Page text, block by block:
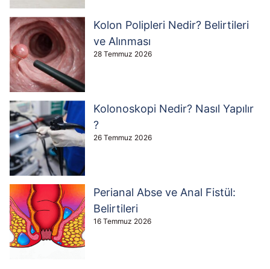
Kolon Polipleri Nedir? Belirtileri
ve Alınması
28 Temmuz 2026
Kolonoskopi Nedir? Nasıl Yapılır
?
26 Temmuz 2026
Perianal Abse ve Anal Fistül:
Belirtileri
16 Temmuz 2026